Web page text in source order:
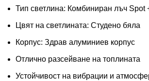
Тип светлина: Комбиниран лъч Spot
Цвят на светлината: Студено бяла
Корпус: Здрав алуминиев корпус
Отлично разсейване на топлината
Устойчивост на вибрации и